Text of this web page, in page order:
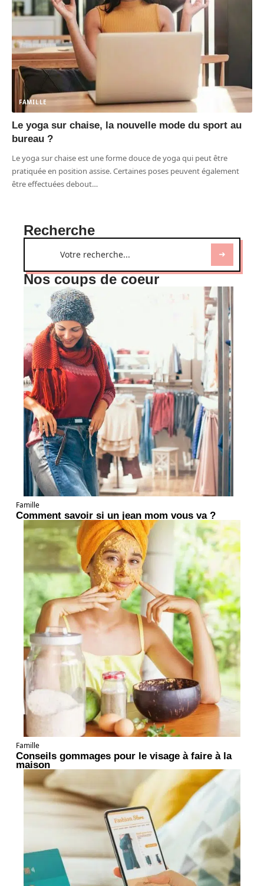
FAMILLE
Le yoga sur chaise, la nouvelle mode du sport au
bureau ?
Le yoga sur chaise est une forme douce de yoga qui peut être
pratiquée en position assise. Certaines poses peuvent également
être effectuées debout…
Recherche
Nos coups de coeur
Famille
Comment savoir si un jean mom vous va ?
Famille
Conseils gommages pour le visage à faire à la
maison